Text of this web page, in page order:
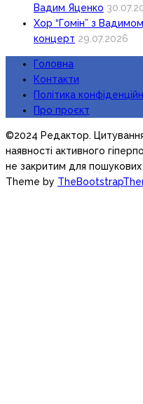
Вадим Яценко
Хор “Гомін” з
концерт 29.07.2026
Головна
Контакти
Політика
Про проєкт
©2024 Редактор. Цитування
наявності активного
не закритим для
Theme by